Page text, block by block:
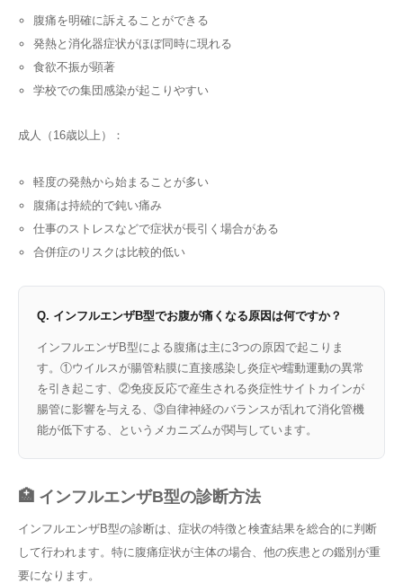
腹痛を明確に訴えることができる
発熱と消化器症状がほぼ同時に現れる
食欲不振が顕著
学校での集団感染が起こりやすい
成人（16歳以上）：
軽度の発熱から始まることが多い
腹痛は持続的で鈍い痛み
仕事のストレスなどで症状が長引く場合がある
合併症のリスクは比較的低い
Q. インフルエンザB型でお腹が痛くなる原因は何ですか？
インフルエンザB型による腹痛は主に3つの原因で起こりま
す。①ウイルスが腸管粘膜に直接感染し炎症や蠕動運動の異常
を引き起こす、②免疫反応で産生される炎症性サイトカインが
腸管に影響を与える、③自律神経のバランスが乱れて消化管機
能が低下する、というメカニズムが関与しています。
🏥 インフルエンザB型の診断方法
インフルエンザB型の診断は、症状の特徴と検査結果を総合的に判断
して行われます。特に腹痛症状が主体の場合、他の疾患との鑑別が重
要になります。